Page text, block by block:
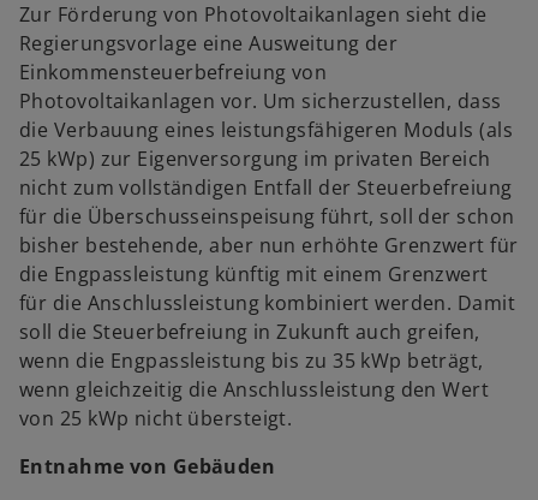
Zur Förderung von Photovoltaikanlagen sieht die
Regierungsvorlage eine Ausweitung der
Einkommensteuerbefreiung von
Photovoltaikanlagen vor. Um sicherzustellen, dass
die Verbauung eines leistungsfähigeren Moduls (als
25 kWp) zur Eigenversorgung im privaten Bereich
nicht zum vollständigen Entfall der Steuerbefreiung
für die Überschusseinspeisung führt, soll der schon
bisher bestehende, aber nun erhöhte Grenzwert für
die Engpassleistung künftig mit einem Grenzwert
für die Anschlussleistung kombiniert werden. Damit
soll die Steuerbefreiung in Zukunft auch greifen,
wenn die Engpassleistung bis zu 35 kWp beträgt,
wenn gleichzeitig die Anschlussleistung den Wert
von 25 kWp nicht übersteigt.
Entnahme von Gebäuden